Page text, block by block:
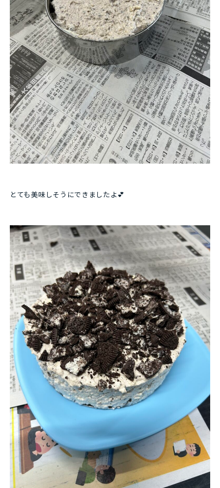
とても美味しそうにできましたよ💕